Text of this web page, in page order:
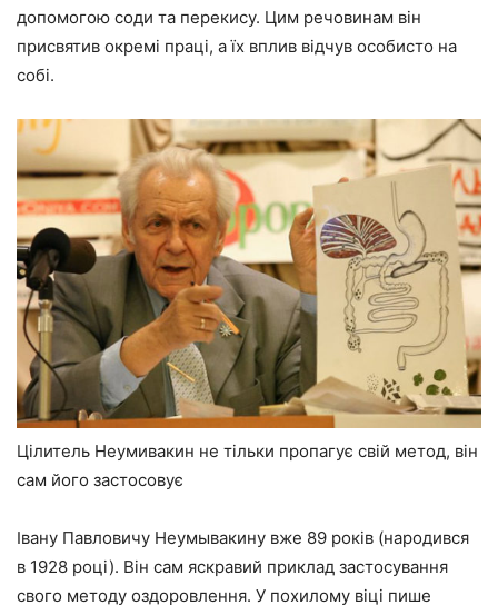
допомогою соди та перекису. Цим речовинам він
присвятив окремі праці, а їх вплив відчув особисто на
собі.
Цілитель Неумивакин не тільки пропагує свій метод, він
сам його застосовує
Івану Павловичу Неумывакину вже 89 років (народився
в 1928 році). Він сам яскравий приклад застосування
свого методу оздоровлення. У похилому віці пише